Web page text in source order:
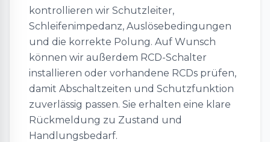
kontrollieren wir Schutzleiter,
Schleifenimpedanz, Auslösebedingungen
und die korrekte Polung. Auf Wunsch
können wir außerdem RCD-Schalter
installieren oder vorhandene RCDs prüfen,
damit Abschaltzeiten und Schutzfunktion
zuverlässig passen. Sie erhalten eine klare
Rückmeldung zu Zustand und
Handlungsbedarf.